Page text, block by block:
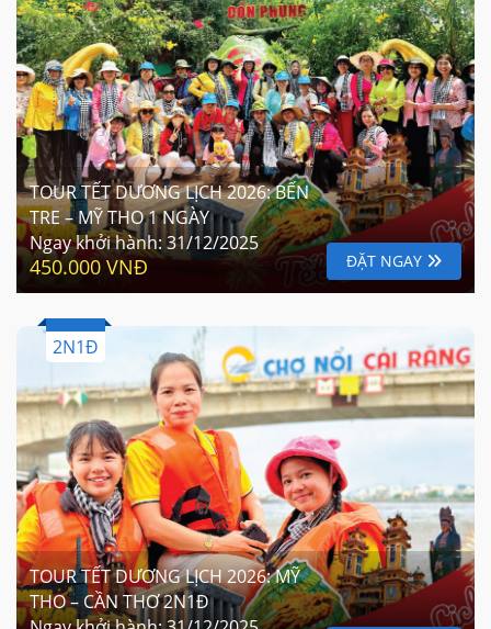
TOUR TẾT DƯƠNG LỊCH 2026: BẾN
TRE – MỸ THO 1 NGÀY
Ngay khởi hành:31/12/2025
450.000 VNĐ ĐẶT NGAY
2N1Đ
TOUR TẾT DƯƠNG LỊCH 2026: MỸ
THO – CẦN THƠ 2N1Đ